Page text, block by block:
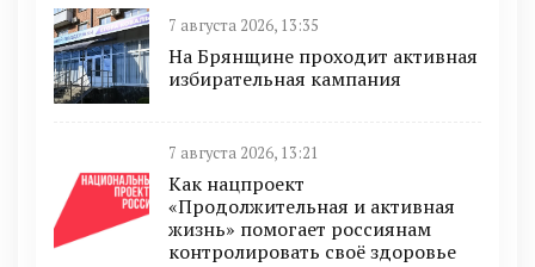
7 августа 2026, 13:35
На Брянщине проходит активная
избирательная кампания
7 августа 2026, 13:21
Как нацпроект
«Продолжительная и активная
жизнь» помогает россиянам
контролировать своё здоровье